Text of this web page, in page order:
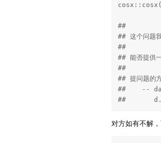
##
## 这个问题
##
## 能否提供
##
## 提问题
##    --
##
对方如有不解